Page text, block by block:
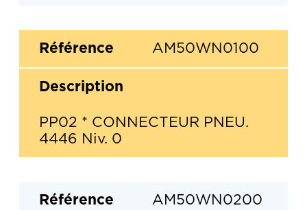
AM50WN0100
PP02 * CONNECTEUR PNEU.
4446 Niv. 0
AM50WN0200